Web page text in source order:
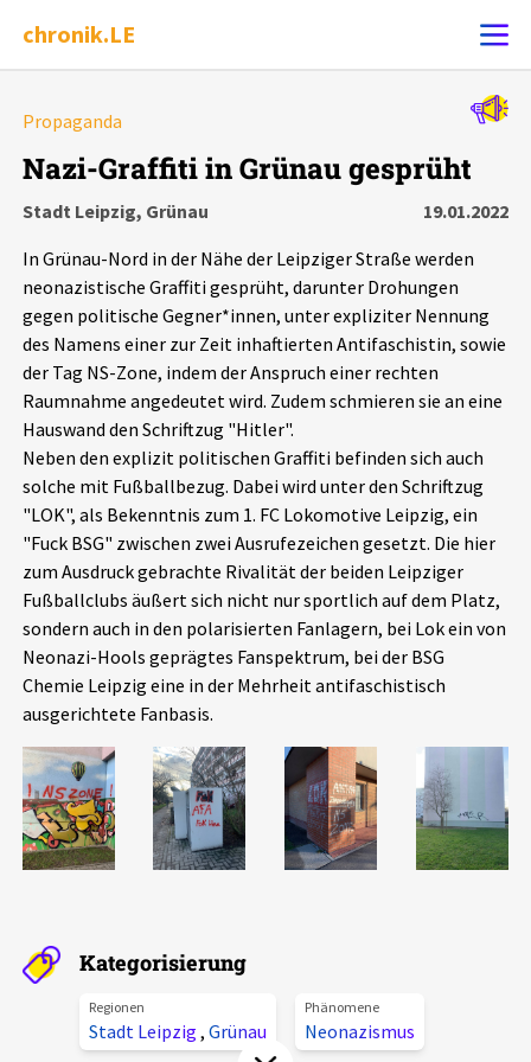
chronik.LE
Chronik
Dossiers
Leipziger Zustände
Schlaglichter
Phänomene
Aktuelles
Alle Beiträge
Veranstaltungen
Pressemitteilungen
Podcasts
Über uns
Projektbeschreibung
Kontakt
Unterstützer_innen
Spenden
Propaganda
Nazi-Graffiti in Grünau gesprüht
Stadt Leipzig, Grünau
19.01.2022
In Grünau-Nord in der Nähe der Leipziger Straße werden
neonazistische Graffiti gesprüht, darunter Drohungen
gegen politische Gegner*innen, unter expliziter Nennung
des Namens einer zur Zeit inhaftierten Antifaschistin, sowie
der Tag NS-Zone, indem der Anspruch einer rechten
Raumnahme angedeutet wird. Zudem schmieren sie an eine
Hauswand den Schriftzug "Hitler".
Neben den explizit politischen Graffiti befinden sich auch
solche mit Fußballbezug. Dabei wird unter den Schriftzug
"LOK", als Bekenntnis zum 1. FC Lokomotive Leipzig, ein
"Fuck BSG" zwischen zwei Ausrufezeichen gesetzt. Die hier
zum Ausdruck gebrachte Rivalität der beiden Leipziger
Fußballclubs äußert sich nicht nur sportlich auf dem Platz,
sondern auch in den polarisierten Fanlagern, bei Lok ein von
Neonazi-Hools geprägtes Fanspektrum, bei der BSG
Chemie Leipzig eine in der Mehrheit antifaschistisch
ausgerichtete Fanbasis.
Kategorisierung
Regionen
Stadt Leipzig , Grünau
Phänomene
Neonazismus
Alle Ereignisse
Ereignisse
Ereignisse
Exportieren Filter Erklärungen